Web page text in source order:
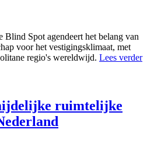
Blind Spot agendeert het belang van
voor het vestigingsklimaat, met
regio's wereldwijd. Lees verder
ruimtelijke